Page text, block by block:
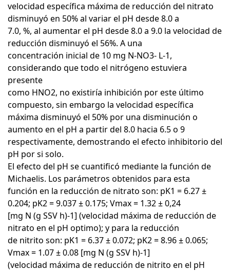
velocidad específica máxima de reducción del nitrato
disminuyó en 50% al variar el pH desde 8.0 a
7.0, %, al aumentar el pH desde 8.0 a 9.0 la velocidad de
reducción disminuyó el 56%. A una
concentración inicial de 10 mg N-NO3- L-1,
considerando que todo el nitrógeno estuviera
presente
como HNO2, no existiría inhibición por este último
compuesto, sin embargo la velocidad específica
máxima disminuyó el 50% por una disminución o
aumento en el pH a partir del 8.0 hacia 6.5 o 9
respectivamente, demostrando el efecto inhibitorio del
pH por si solo.
El efecto del pH se cuantificó mediante la función de
Michaelis. Los parámetros obtenidos para esta
función en la reducción de nitrato son: pK1 = 6.27 ±
0.204; pK2 = 9.037 ± 0.175; Vmax = 1.32 ± 0,24
[mg N (g SSV h)-1] (velocidad máxima de reducción de
nitrato en el pH optimo); y para la reducción
de nitrito son: pK1 = 6.37 ± 0.072; pK2 = 8.96 ± 0.065;
Vmax = 1.07 ± 0.08 [mg N (g SSV h)-1]
(velocidad máxima de reducción de nitrito en el pH